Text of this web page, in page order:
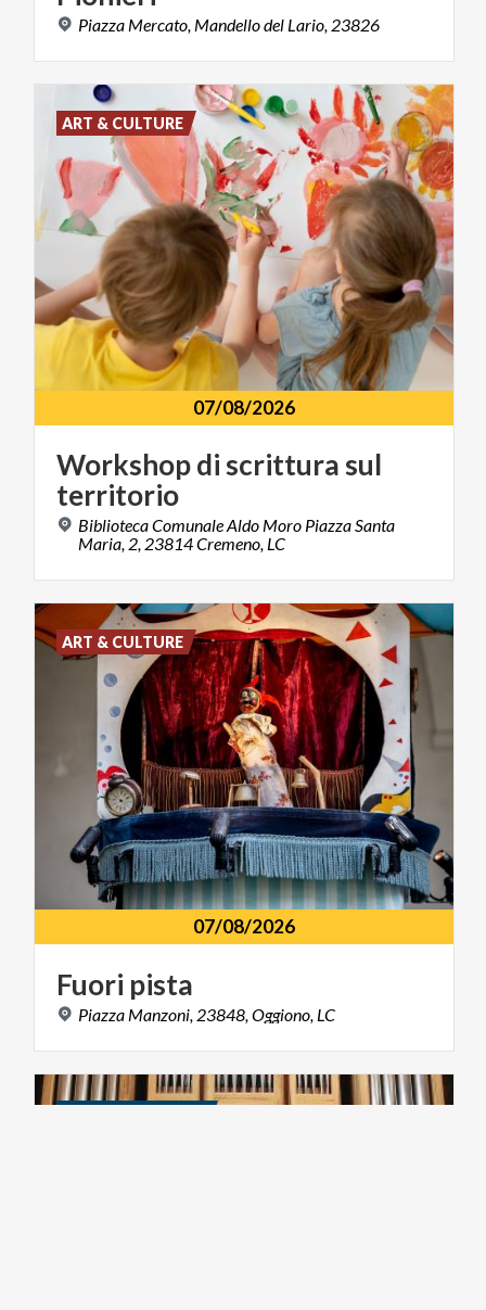
Piazza Mercato, Mandellodel Lario, 23826
07/08/2026
Workshopdi scrittura sul
territorio
Biblioteca Comunale Aldo Moro Piazza Santa
Maria, 2, 23814 Cremeno, LC
ART & CULTURE
07/08/2026
Fuori pista
Piazza Manzoni, 23848, Oggiono, LC
ART & CULTURE